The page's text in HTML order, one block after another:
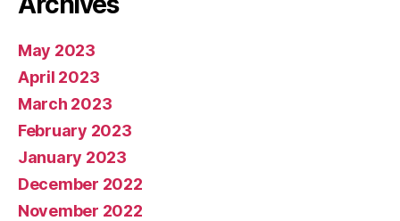
May 2023
April 2023
March 2023
February 2023
January 2023
December 2022
November 2022